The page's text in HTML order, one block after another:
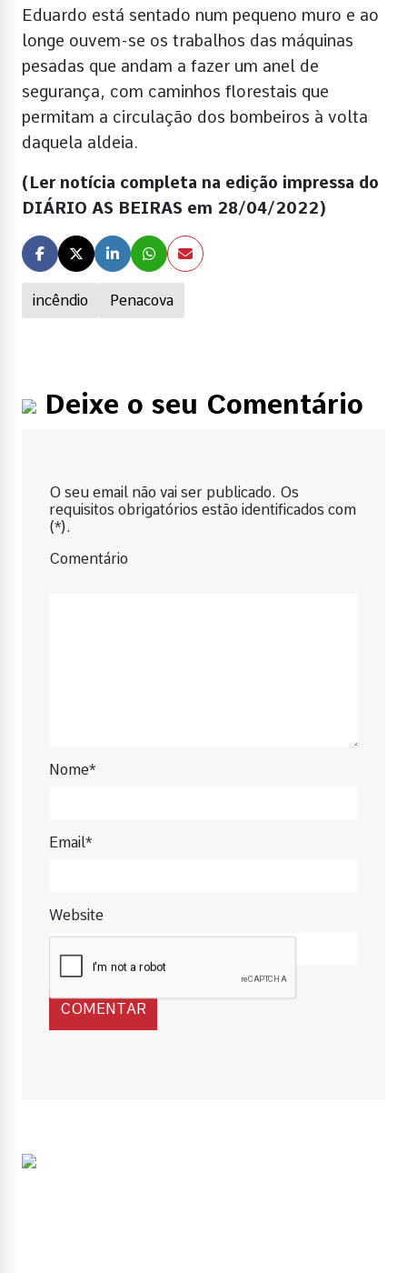
incêndio Penacova
Eduardo está sentado num pequeno muro e ao
longe ouvem-se os trabalhos das máquinas
pesadas que andam a fazer um anel de
segurança, com caminhos florestais que
permitam a circulação dos bombeiros à volta
daquela aldeia.
(Ler notícia completa na edição impressa do
DIÁRIO AS BEIRAS em 28/04/2022)
Deixe o seu Comentário
O seu email não vai ser publicado. Os
requisitos obrigatórios estão identificados com
(*).
Comentário
Nome*
Email*
Website